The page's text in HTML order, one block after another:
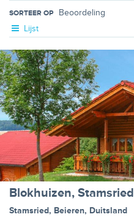
SORTEER OP
Lijst
Blokhuizen, Stamsried
Stamsried, Beieren, Duitsland